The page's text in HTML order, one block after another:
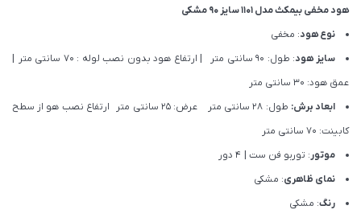
هود مخفی بیمکث مدل 1101 سایز 90 مشکی
نوع هود: مخفی
سایز هود
: طول: 90 سانتی متر | ارتفاع هود بدون نصب لوله : 70 سانتی متر |
عمق هود: 30 سانتی متر
ابعاد برش:
طول: 28 سانتی متر عرض: 25 سانتی متر ارتفاع نصب هو از سطح
کابینت: 70 سانتی متر
موتور: توربو فن ست | 4 دور
نمای ظاهری: مشکی
رنگ: مشکی